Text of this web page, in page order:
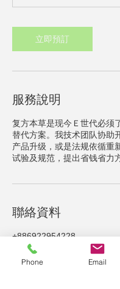
立即預訂
服務說明
复方本草是现今Ｅ世代必须
替代方案。我技术团队协助
产品升级，或是法规依循重
试验及规范，提出省钱省力
聯絡資料
+886922954228
service@cityherbs.com
Phone Email